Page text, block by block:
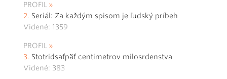
PROFIL
Seriál: Za každým spisom je ľudský príbeh
Videné: 1359
PROFIL
Stotridsaťpäť centimetrov milosrdenstva
Videné: 383